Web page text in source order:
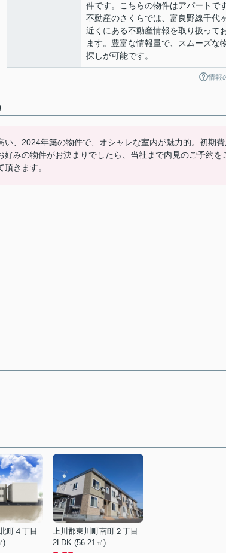
件です。こちらの物件はアパートです
不動産のさくらでは、富良野線千代
近くにある不動産情報を取り扱って
ます。豊富な情報量で、スムーズな
探しが可能です。
情報
、2024年築の物件で、オシャレな室内が魅力的。初期費
みの物件がお決まりでしたら、当社まで内見のご予約を
きます。
町４丁目
)
上川郡東川町南町２丁目
2LDK (56.21㎡)